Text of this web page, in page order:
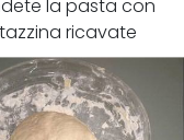
la pasta con
ricavate